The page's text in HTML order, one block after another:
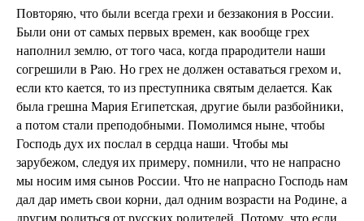
Повторяю, что были всегда грехи и беззакония в России.
Были они от самых первых времен, как вообще грех
наполнил землю, от того часа, когда прародители наши
согрешили в Paю. Но грех не должен оставаться грехом и,
если кто кается, то из преступника святым делается. Как
была грешна Мария Египетская, другие были разбойники,
а потом стали преподобными. Помолимся ныне, чтобы
Господь дух их послал в сердца наши. Чтобы мы
зарубежом, следуя их примеру, помнили, что не напрасно
мы носим имя сынов России. Что не напрасно Господь нам
дал дар иметь свои корни, дал одним возрасти на Родине, а
другим родиться от русских родителей. Потому, что если